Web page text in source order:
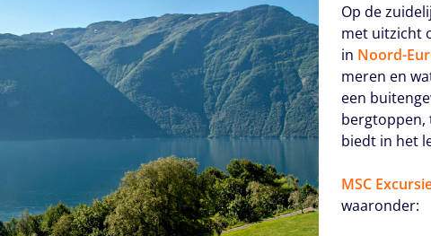
Op de
met uitzicht
in Noord-
meren en
een
bergtoppen,
biedt in het
MSC
waaronder: